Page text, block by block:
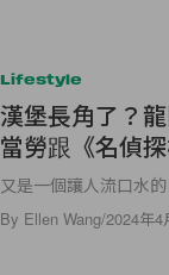
Lifestyle
漢堡長角了？
當勞跟《名偵
又是一個讓人流口水的
By Ellen Wang/2024年4